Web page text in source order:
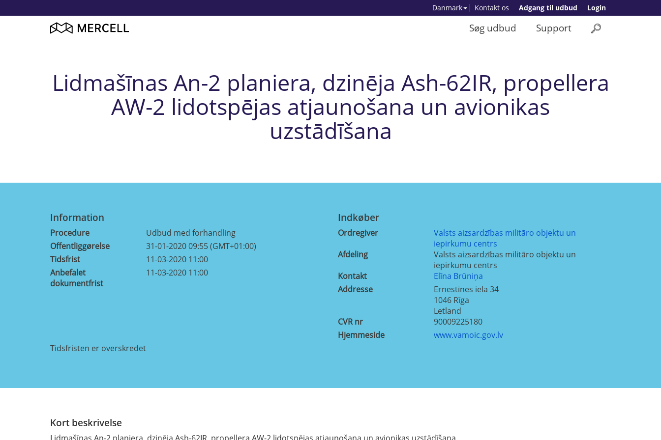
Login
Adgang til udbud
Kontakt os
Danmark
Support
Søg udbud
Lidmašīnas An-2 planiera, dzinēja Ash-62IR, propellera
AW-2 lidotspējas atjaunošana un avionikas
uzstādīšana
Information
Procedure
Udbud med forhandling
Offentliggørelse
31-01-2020 09:55 (GMT+01:00)
Tidsfrist
11-03-2020 11:00
Anbefalet
dokumentfrist
11-03-2020 11:00
Indkøber
Ordregiver
Valsts aizsardzības militāro objektu un
iepirkumu centrs
Afdeling
Valsts aizsardzības militāro objektu un
iepirkumu centrs
Kontakt
Elīna Brūniņa
Addresse
Ernestīnes iela 34
1046 Rīga
Letland
CVR nr
90009225180
Hjemmeside
www.vamoic.gov.lv
Tidsfristen er overskredet
Kort beskrivelse
Lidmašīnas An-2 planiera, dzinēja Ash-62IR, propellera AW-2 lidotspējas atjaunošana un avionikas uzstādīšana.